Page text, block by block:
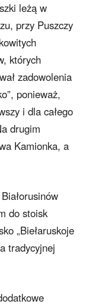
leżą w
przy Puszczy
których
zadowolenia
ponieważ,
i dla całego
drugim
Kamionka, a
do stoisk
„Biełaruskoje
tradycyjnej